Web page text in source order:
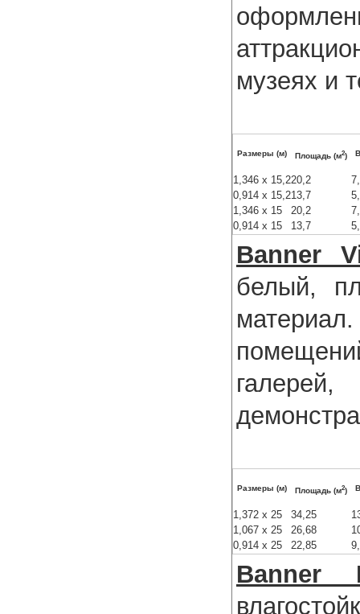
музеях и
Размеры (м) Площадь (м2)
1,346 x 15,220,2
0,914 x 15,213,7
1,346 x 15
20,2
0,914 x 15
13,7
Banner
белый,
Размеры (м) Площадь (м2)
1,372 x 25 34,25
1,067 x 25
26,68
0,914 x 25
22,85
Banner